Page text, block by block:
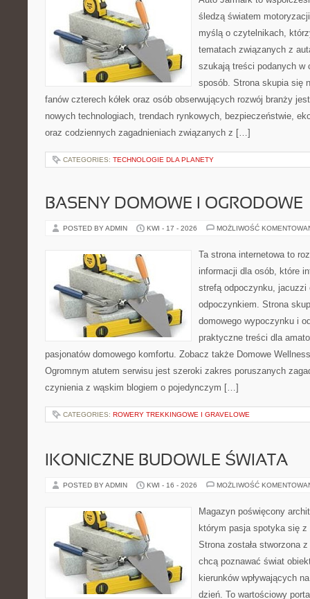
śledzą światem
myślą o czytelnikach,
tematach związanych z
szukają treści podanych w
sposób. Strona skupia się
fanów czterech kółek oraz osób obserwujących rozwój branży
nowych technologiach, trendach rynkowych, bezpieczeństwie,
oraz codziennych zagadnieniach związanych z […]
CATEGORIES: TECHNOLOGIE DLA PLANETY
BASENY DOMOWE I OGRODOWE
POSTED BY ADMIN KWI - 17 - 2026 MOŻLIWOŚĆ
Ta strona internetowa to
informacji dla osób, które
strefą odpoczynku, jacuzzi
odpoczynkiem. Strona
domowego wypoczynku i
praktyczne treści dla
pasjonatów domowego komfortu. Zobacz także Domowe
Ogromnym atutem serwisu jest szeroki zakres poruszanych
czynienia z wąskim blogiem o pojedynczym […]
CATEGORIES: ROWERY TREKKINGOWE I GRAVELOWE
IKONICZNE BUDOWLE ŚWIATA
POSTED BY ADMIN KWI - 16 - 2026 MOŻLIWOŚĆ
Magazyn poświęcony
którym pasja spotyka się
Strona została stworzona
chcą poznawać świat
kierunków wpływających
dzień. To wartościowy